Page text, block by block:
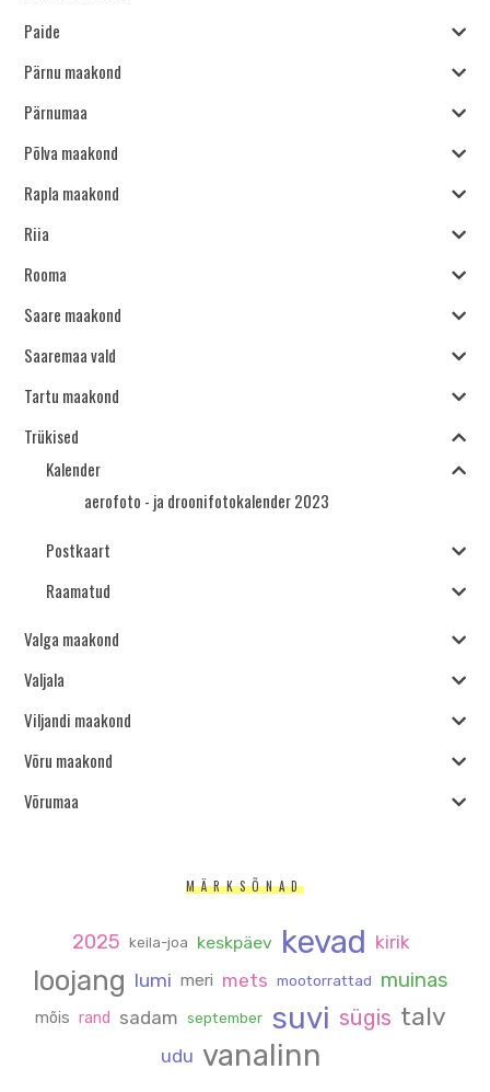
Paide
Pärnu maakond
Pärnumaa
Põlva maakond
Rapla maakond
Riia
Rooma
Saare maakond
Saaremaa vald
Tartu maakond
Trükised
Kalender
aerofoto - ja droonifotokalender 2023
Postkaart
Raamatud
Valga maakond
Valjala
Viljandi maakond
Võru maakond
Võrumaa
MÄRKSÕNAD
2025 keila-joa keskpäev kevad kirik
loojang lumi meri mets mootorrattad muinas
mõis rand sadam september suvi sügis talv
udu vanalinn